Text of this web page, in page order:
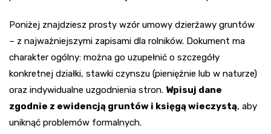
Poniżej znajdziesz prosty wzór umowy dzierżawy gruntów
– z najważniejszymi zapisami dla rolników. Dokument ma
charakter ogólny: można go uzupełnić o szczegóły
konkretnej działki, stawki czynszu (pieniężnie lub w naturze)
oraz indywidualne uzgodnienia stron. Wpisuj dane
zgodnie z ewidencją gruntów i księgą wieczystą, aby
uniknąć problemów formalnych.